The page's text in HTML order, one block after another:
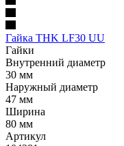
Гайка THK LF30 UU
Гайки
Внутренний диаметр
30 мм
Наружный диаметр
47 мм
Ширина
80 мм
Артикул